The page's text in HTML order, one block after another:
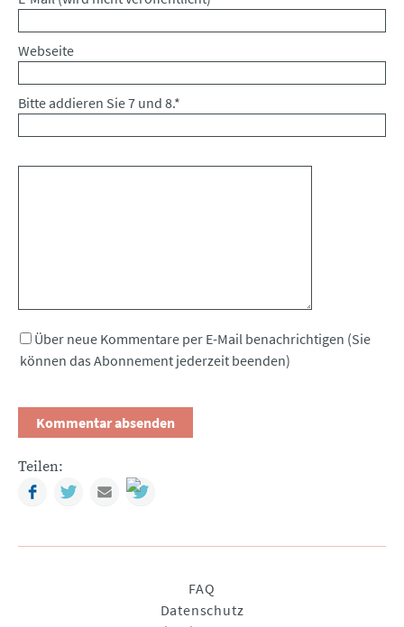
Webseite
Bitte addieren Sie 7 und 8.*
Über neue Kommentare per E-Mail benachrichtigen (Sie
können das Abonnement jederzeit beenden)
Teilen:
FacebookTwitterMail
FAQ
Datenschutz